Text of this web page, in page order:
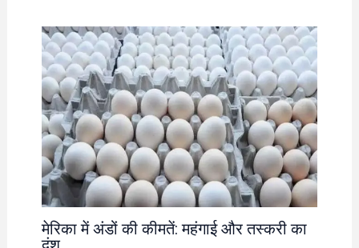
मेरिका में अंडों की कीमतें: महंगाई और तस्करी का